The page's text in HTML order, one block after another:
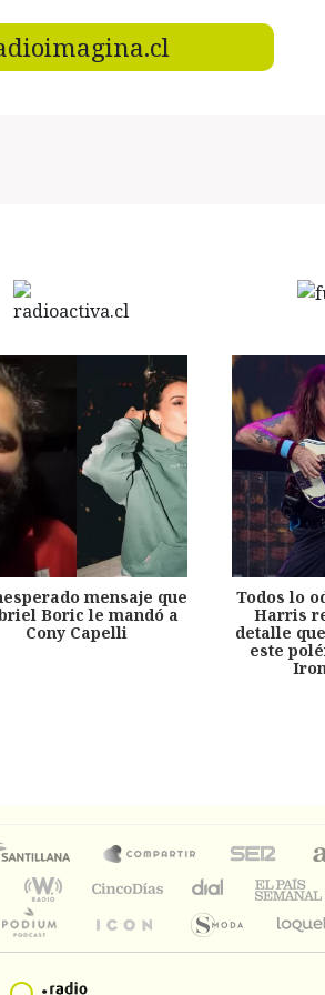
mensaje que
Boric le mandó a
Cony Capelli
Todos lo
Harris
detalle
este